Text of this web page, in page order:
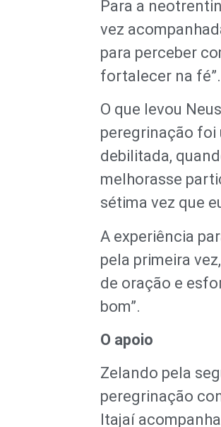
Para a
vez
para perceber
fortalecer na fé”.
O que levou
peregrinação foi
debilitada,
melhorasse
sétima vez que
A experiência
pela primeira
de oração e
bom”.
O apoio
Zelando pela
peregrinação
Itajaí